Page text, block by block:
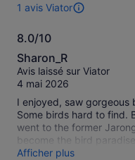
1 avis Viator
1 avis
cette
activité.
Plus
d’informations
sur
nos
avis
vérifiés
8.0/10
8.0
sur
10
Sharon_R
Avis laissé sur Viator
4 mai 2026
I enjoyed, saw gorgeous
Some birds hard to find.
went to the former
become the bird
easier to see all the birds.
Afficher plus